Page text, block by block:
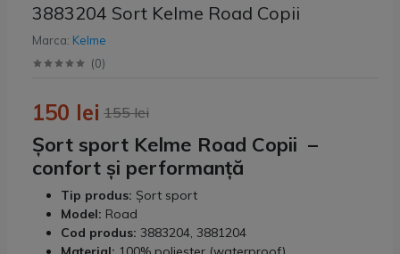
3883204 Sort Kelme Road Copii
Marca: Kelme
(0)
155 lei
150 lei
Șort sport Kelme Road Copii –
confort și performanță
Tip produs: Șort sport
Model: Road
Cod produs: 3883204, 3881204